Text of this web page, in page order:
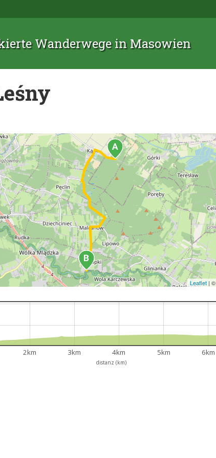
Wanderwege in Masowien
Leaflet | ©
distanz (km)
2km 3km 4km 5km 6km